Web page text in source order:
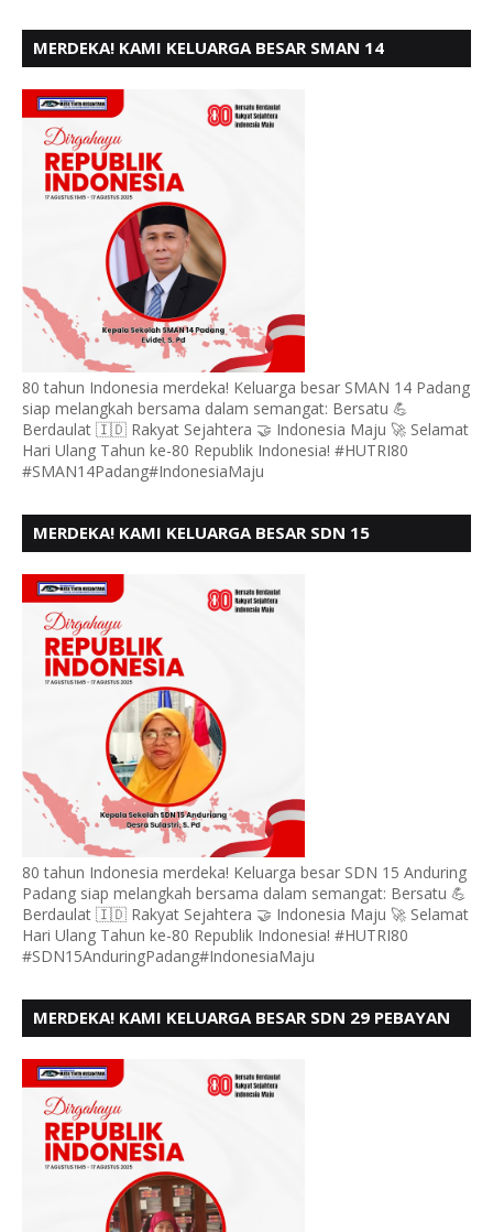
MERDEKA! KAMI KELUARGA BESAR SMAN 14
80 tahun Indonesia merdeka! Keluarga besar SMAN 14 Padang
siap melangkah bersama dalam semangat: Bersatu 💪
Berdaulat 🇮🇩 Rakyat Sejahtera 🤝 Indonesia Maju 🚀 Selamat
Hari Ulang Tahun ke-80 Republik Indonesia! #HUTRI80
#SMAN14Padang#IndonesiaMaju
MERDEKA! KAMI KELUARGA BESAR SDN 15
80 tahun Indonesia merdeka! Keluarga besar SDN 15 Anduring
Padang siap melangkah bersama dalam semangat: Bersatu 💪
Berdaulat 🇮🇩 Rakyat Sejahtera 🤝 Indonesia Maju 🚀 Selamat
Hari Ulang Tahun ke-80 Republik Indonesia! #HUTRI80
#SDN15AnduringPadang#IndonesiaMaju
MERDEKA! KAMI KELUARGA BESAR SDN 29 PEBAYAN
KE - 80